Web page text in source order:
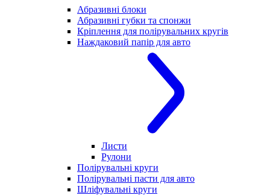
Абразивні блоки
Абразивні губки та спонжи
Кріплення для полірувальних кругів
Наждаковий папір для авто
Листи
Рулони
Полірувальні круги
Полірувальні пасти для авто
Шліфувальні круги